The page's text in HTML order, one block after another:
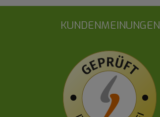
KUNDENMEINUNGEN